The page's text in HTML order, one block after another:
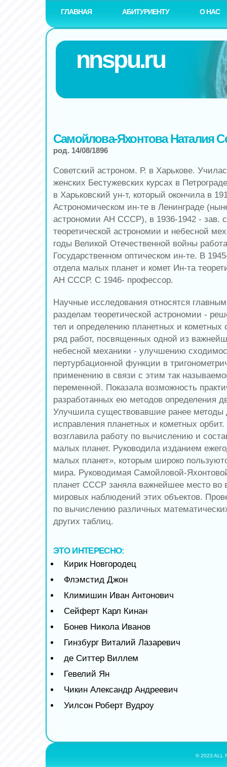
ГЛАВНАЯ АБИТУРИЕНТУ О НАС
nnspu.ru
Самойлова-Яхонтова Наталия
род. 14/08/1896
Советский астроном. Р. в Харькове.
женских Бестужевских курсах в
в Харьковский ун-т, который окончила в
Астрономическом ин-те в Ленинграде
астрономии АН СССР), в 1936-1942 - зав.
теоретической астрономии и небесной
годы Великой Отечественной войны
Государственном оптическом ин-те. В
отдела малых планет и комет Ин-та
АН СССР. С 1946- профессор.
Научные исследования относятся
разделам теоретической астрономии -
тел и определению планетных и кометных
ряд работ, посвященных одной из
небесной механики - улучшению
пертурбационной функции в
применению в связи с этим так
переменной. Показала возможность
разработанных ею методов определения
Улучшила существовавшие ранее методы
исправления планетных и кометных
возглавила работу по вычислению и
малых планет. Руководила изданием
малых планет», которым широко
мира. Руководимая Самойловой-
планет СССР заняла важнейшее место во
мировых наблюдений этих объектов.
по вычислению различных
других таблиц.
ЭТО ИНТЕРЕСНО:
Кирик Новгородец
Флэмстид Джон
Климишин Иван Антонович
Сейферт Карл Кинан
Бонев Никола Иванов
Гинзбург Виталий Лазаревич
де Ситтер Виллем
Гевелий Ян
Чикин Александр Андреевич
Уилсон Роберт Вудроу
© 2023 ALL